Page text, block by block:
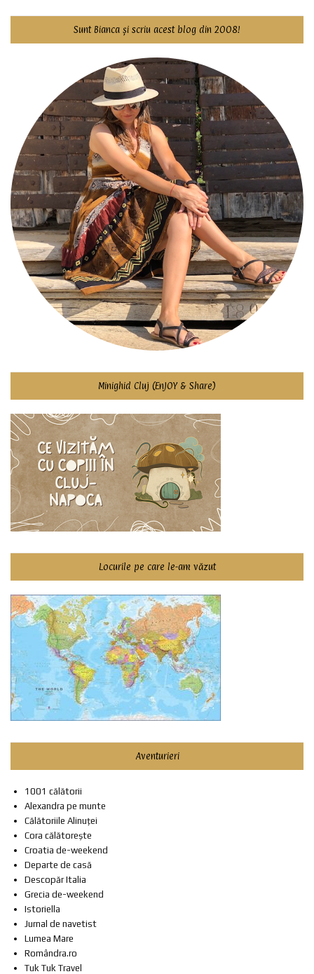
Sunt Bianca și scriu acest blog din 2008!
Minighid Cluj (EnJOY & Share)
Locurile pe care le-am văzut
Aventurieri
1001 călătorii
Alexandra pe munte
Călătoriile Alinuței
Cora călătorește
Croatia de-weekend
Departe de casă
Descopăr Italia
Grecia de-weekend
Istoriella
Jurnal de navetist
Lumea Mare
Romândra.ro
Tuk Tuk Travel